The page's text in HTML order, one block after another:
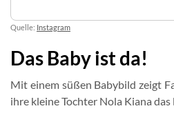
Quelle: Instagram
Das Baby ist da!
Mit einem süßen Babybild zeigt
ihre kleine Tochter Nola Kiana